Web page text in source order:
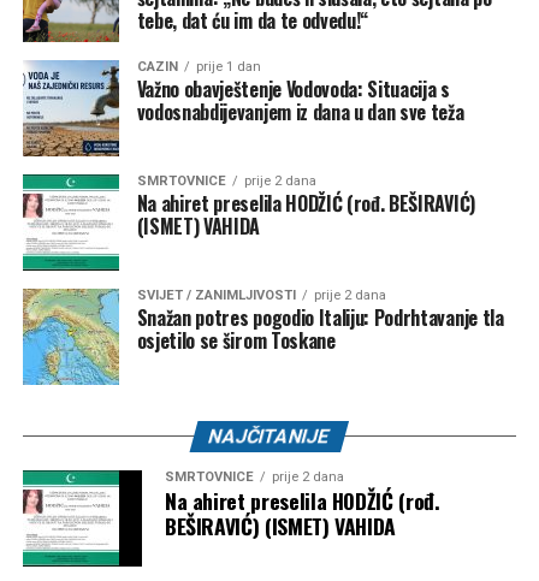
tebe, dat ću im da te odvedu!“
CAZIN prije 1 dan
Važno obavještenje Vodovoda: Situacija s
vodosnabdijevanjem iz dana u dan sve teža
SMRTOVNICE prije 2 dana
Na ahiret preselila HODŽIĆ (rođ. BEŠIRAVIĆ)
(ISMET) VAHIDA
SVIJET / ZANIMLJIVOSTI prije 2 dana
Snažan potres pogodio Italiju: Podrhtavanje tla
osjetilo se širom Toskane
NAJČITANIJE
SMRTOVNICE prije 2 dana
Na ahiret preselila HODŽIĆ (rođ.
BEŠIRAVIĆ) (ISMET) VAHIDA